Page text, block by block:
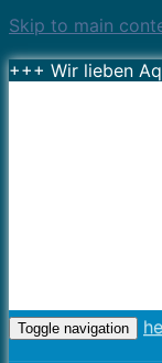
Skip to main
+++ Wir lieben
Toggle navigation